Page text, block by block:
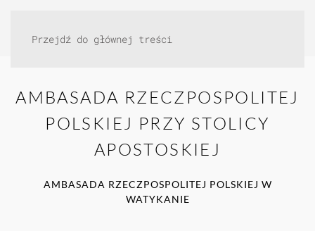
Przejdź do głównej treści
AMBASADA RZECZPOSPOLITEJ
POLSKIEJ PRZY STOLICY
APOSTOSKIEJ
AMBASADA RZECZPOSPOLITEJ POLSKIEJ W
WATYKANIE